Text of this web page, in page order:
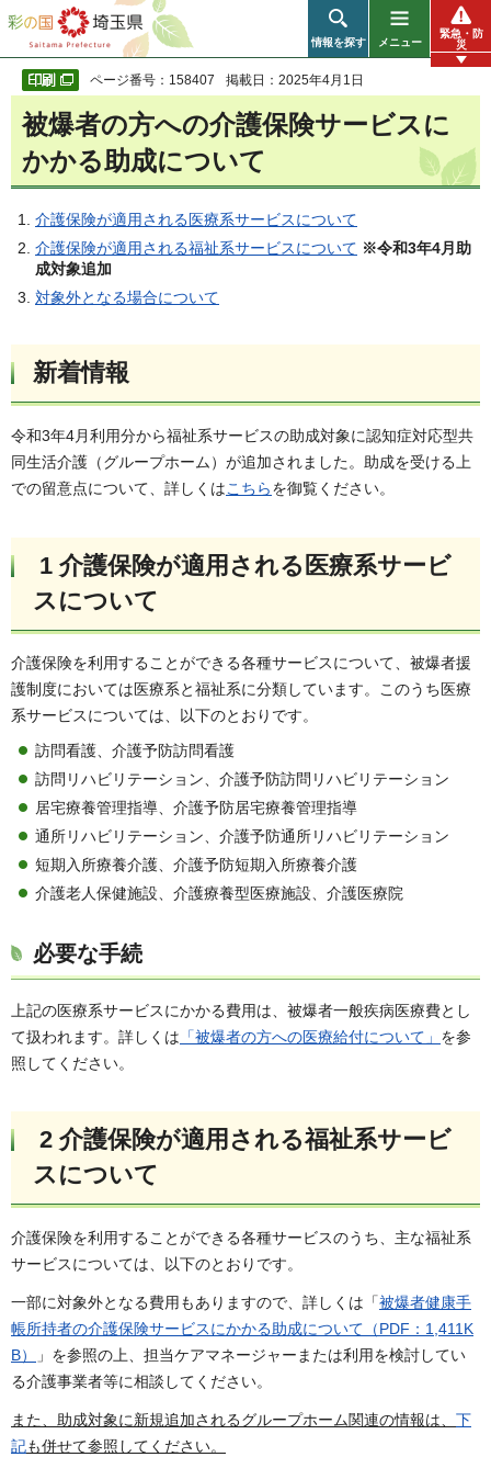
彩の国 埼玉県
情報を探す メニュー
緊急・防
災
ページ番号：158407 掲載日：2025年4月1日
被爆者の方への介護保険サービスに
かかる助成について
介護保険が適用される医療系サービスについて
介護保険が適用される福祉系サービスについて ※令和3年4月助
成対象追加
対象外となる場合について
新着情報
令和3年4月利用分から福祉系サービスの助成対象に認知症対応型共
同生活介護（グループホーム）が追加されました。助成を受ける上
での留意点について、詳しくはこちらを御覧ください。
1 介護保険が適用される医療系サービ
スについて
介護保険を利用することができる各種サービスについて、被爆者援
護制度においては医療系と福祉系に分類しています。このうち医療
系サービスについては、以下のとおりです。
訪問看護、介護予防訪問看護
訪問リハビリテーション、介護予防訪問リハビリテーション
居宅療養管理指導、介護予防居宅療養管理指導
通所リハビリテーション、介護予防通所リハビリテーション
短期入所療養介護、介護予防短期入所療養介護
介護老人保健施設、介護療養型医療施設、介護医療院
必要な手続
上記の医療系サービスにかかる費用は、被爆者一般疾病医療費とし
て扱われます。詳しくは 「被爆者の方への医療給付について」 を参
照してください。
2 介護保険が適用される福祉系サービ
スについて
介護保険を利用することができる各種サービスのうち、主な福祉系
サービスについては、以下のとおりです。
一部に対象外となる費用もありますので、詳しくは「被爆者健康手
帳所持者の介護保険サービスにかかる助成について（PDF：1,411K
B）
」を参照の上、担当ケアマネージャーまたは利用を検討してい
る介護事業者等に相談してください。
また、助成対象に新規追加されるグループホーム関連の情報は、 下
記も併せて参照してください。